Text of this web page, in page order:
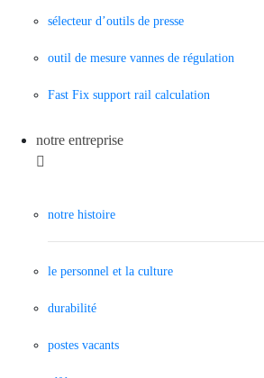
sélecteur d’outils de presse
outil de mesure vannes de régulation
Fast Fix support rail calculation
notre entreprise
notre histoire
le personnel et la culture
durabilité
postes vacants